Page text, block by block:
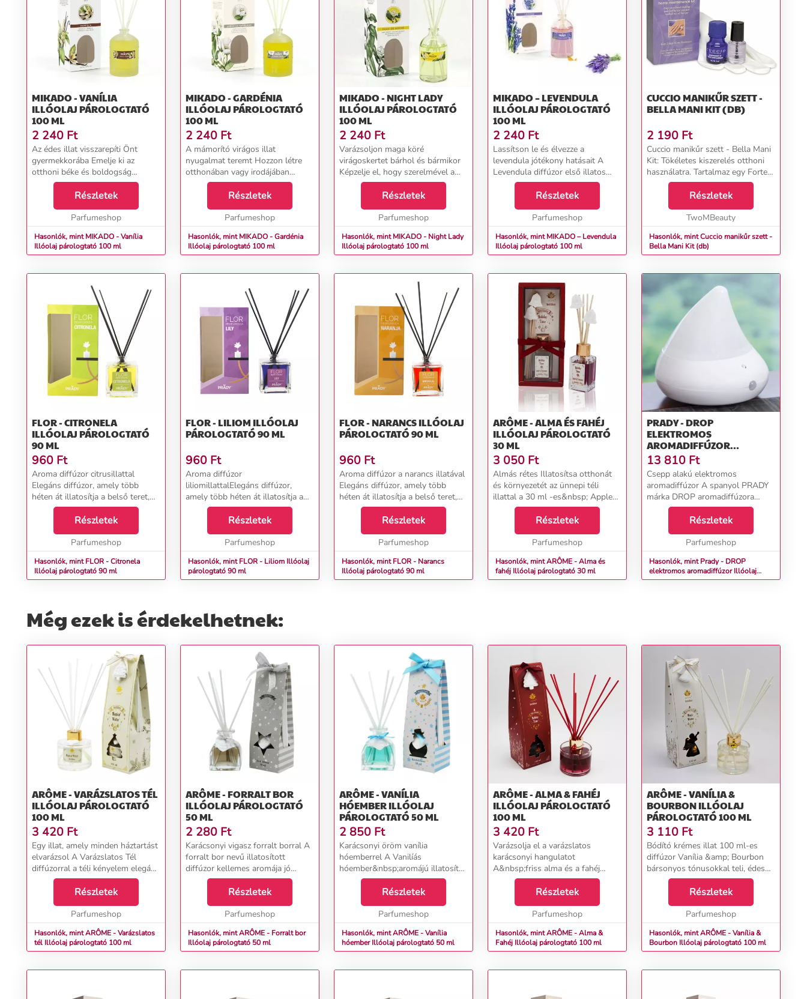
MIKADO - VANÍLIA
ILLÓOLAJ PÁROLOGTATÓ
100 ML
2 240 Ft
Az édes illat visszarepíti Önt
gyermekkorába Emelje ki az
otthoni béke és boldogság
érzését. A diffúzorba alkalmas
Vanília utántöltő az Ön és az
ismerősei arcára is mosolyt csal.
Ez az édes és meleg i...
Részletek
Parfumeshop
Hasonlók, mint MIKADO - Vanília
Illóolaj párologtató 100 ml
MIKADO - GARDÉNIA
ILLÓOLAJ PÁROLOGTATÓ
100 ML
2 240 Ft
A mámorító virágos illat
nyugalmat teremt Hozzon létre
otthonában vagy irodájában
kényelmes légkört. A gardénia
mámorító illata boldogság és
nyugalom érzését kelti a
helyiségben. Az a csodás virág
Részletek
Parfumeshop
Hasonlók, mint MIKADO - Gardénia
Illóolaj párologtató 100 ml
MIKADO - NIGHT LADY
ILLÓOLAJ PÁROLOGTATÓ
100 ML
2 240 Ft
Varázsoljon maga köré
virágoskertet bárhol és bármikor
Képzelje el, hogy szerelmével a
legillatosabb virágok ölelésében
tartózkodik, és élvezheti a nyári
éjszaka felejthetetlen pillanatait.
Ezeket az ...
Részletek
Parfumeshop
Hasonlók, mint MIKADO - Night Lady
Illóolaj párologtató 100 ml
MIKADO – LEVENDULA
ILLÓOLAJ PÁROLOGTATÓ
100 ML
2 240 Ft
Lassítson le és élvezze a
levendula jótékony hatásait A
Levendula diffúzor első illatos
tónusaitól kezdve úgy fogja érezni,
hogy problémái és gondjai
eltűnnek valahol a távolban.
Kényeztesse magát a v...
Részletek
Parfumeshop
Hasonlók, mint MIKADO – Levendula
Illóolaj párologtató 100 ml
CUCCIO MANIKŰR SZETT -
BELLA MANI KIT (DB)
2 190 Ft
Cuccio manikűr szett - Bella Mani
Kit: Tökéletes kiszerelés otthoni
használatra. Tartalmaz egy Forte
körömerősítőt (4ml), egy
szőlőmagolajat (5ml) és egy pár
pamut kesztyűt. Használata:
Vigyük fel a ...
Részletek
TwoMBeauty
Hasonlók, mint Cuccio manikűr szett -
Bella Mani Kit (db)
FLOR - CITRONELA
ILLÓOLAJ PÁROLOGTATÓ
90 ML
960 Ft
Aroma diffúzor citrusillattal
Elegáns diffúzor, amely több
héten át illatosítja a belső teret,
érett szicíliai citrom kellemes, friss,
könnyű illatával, amely soha nem
látott energiával tölti fel otth...
Részletek
Parfumeshop
Hasonlók, mint FLOR - Citronela
Illóolaj párologtató 90 ml
FLOR - LILIOM ILLÓOLAJ
PÁROLOGTATÓ 90 ML
960 Ft
Aroma diffúzor
liliomillattalElegáns diffúzor,
amely több héten át illatosítja a
belső teret a liliomvirágok
kellemes bódító illatával, amely
otthonát virágoskerté változtatja
és nosztalgikus hangulat...
Részletek
Parfumeshop
Hasonlók, mint FLOR - Liliom Illóolaj
párologtató 90 ml
FLOR - NARANCS ILLÓOLAJ
PÁROLOGTATÓ 90 ML
960 Ft
Aroma diffúzor a narancs illatával
Elegáns diffúzor, amely több
héten át illatosítja a belső teret,
kellemes, friss, finom szaftos,
éppen szedett narancs illattával,
amely felfrissíti otthonát és ener...
Részletek
Parfumeshop
Hasonlók, mint FLOR - Narancs
Illóolaj párologtató 90 ml
ARÔME - ALMA ÉS FAHÉJ
ILLÓOLAJ PÁROLOGTATÓ
30 ML
3 050 Ft
Almás rétes Illatosítsa otthonát
és környezetét az ünnepi téli
illattal a 30 ml -es&nbsp; Apple
Cinnamon&nbsp;diffúzorral.&nbsp;A
pálcikás diffúzor édes, intenzív
illatot varázsol az egész lakásba...
Részletek
Parfumeshop
Hasonlók, mint ARÔME - Alma és
fahéj Illóolaj párologtató 30 ml
PRADY - DROP
ELEKTROMOS
AROMADIFFÚZOR
ILLÓOLAJ PÁROLOGTATÓ
150 ML
13 810 Ft
Csepp alakú elektromos
aromadiffúzor A spanyol PRADY
márka DROP aromadiffúzora
időtlen és elegáns kivitellel
rendelkezik. Szmogmentes és
lángmentes módot illatosítja
otthonát. Csak adjon hozzá vizet
Részletek
Parfumeshop
Hasonlók, mint Prady - DROP
elektromos aromadiffúzor Illóolaj
párologtató 150 ml
Még ezek is érdekelhetnek:
ARÔME - VARÁZSLATOS TÉL
ILLÓOLAJ PÁROLOGTATÓ
100 ML
3 420 Ft
Egy illat, amely minden háztartást
elvarázsol A Varázslatos Tél
diffúzorral a téli kényelem elegáns
hangulatát varázsolhatja
otthonába. A nyolc pálcikát és két
dekoratív illatgyurmát tartalmazó
Részletek
Parfumeshop
Hasonlók, mint ARÔME - Varázslatos
tél Illóolaj párologtató 100 ml
ARÔME - FORRALT BOR
ILLÓOLAJ PÁROLOGTATÓ
50 ML
2 280 Ft
Karácsonyi vigasz forralt borral A
forralt bor nevű illatosított
diffúzor kellemes aromája jó
hangulatot és kellemes légkört
idéz. Egyszerűen helyezze a
pálcikákat a dekoratív
üvegpalackba, és hagyja,...
Részletek
Parfumeshop
Hasonlók, mint ARÔME - Forralt bor
Illóolaj párologtató 50 ml
ARÔME - VANÍLIA
HÓEMBER ILLÓOLAJ
PÁROLOGTATÓ 50 ML
2 850 Ft
Karácsonyi öröm vanília
hóemberrel A Vanilíás
hóember&nbsp;aromájú illatosító
kellemes illata jó hangulatot és
kellemes légkört teremt.
Egyszerűen helyezze a pálcikákat a
dekoratív üvegpalackba, és ha...
Részletek
Parfumeshop
Hasonlók, mint ARÔME - Vanília
hóember Illóolaj párologtató 50 ml
ARÔME - ALMA & FAHÉJ
ILLÓOLAJ PÁROLOGTATÓ
100 ML
3 420 Ft
Varázsolja el a varázslatos
karácsonyi hangulatot
A&nbsp;friss alma és a fahéj
fűszeres illatos esszenciák
varázslatos kombinációja mosolyt
csal az
arcodra.&nbsp;A&nbsp;100 ml-es
diffúzor&nbsp;gyö...
Részletek
Parfumeshop
Hasonlók, mint ARÔME - Alma &
Fahéj Illóolaj párologtató 100 ml
ARÔME - VANÍLIA &
BOURBON ILLÓOLAJ
PÁROLOGTATÓ 100 ML
3 110 Ft
Bódító krémes illat 100 ml-es
diffúzor Vanília &amp; Bourbon
bársonyos tónusokkal teli, édes
illatot visz a lakásba vagy irodába.
Csak annyit kell tenned, hogy
kissé összekevered a mellékelt
Részletek
Parfumeshop
Hasonlók, mint ARÔME - Vanília &
Bourbon Illóolaj párologtató 100 ml